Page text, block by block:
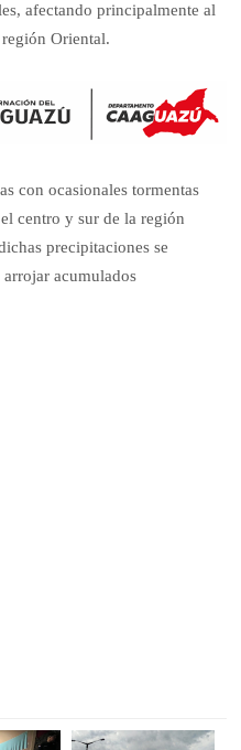
afectando principalmente al
Oriental.
con ocasionales tormentas
centro y sur de la región
precipitaciones se
acumulados